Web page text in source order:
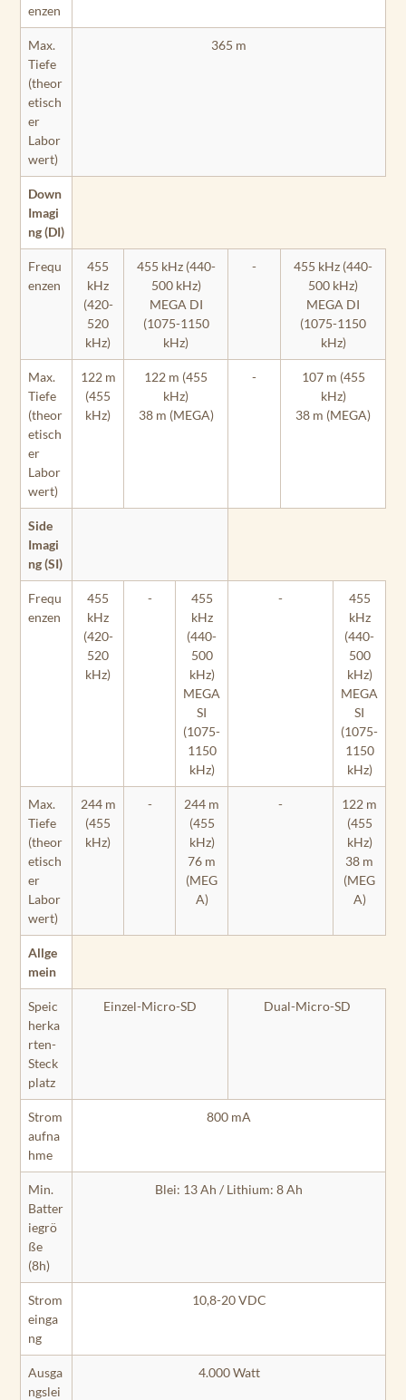
enzen
Max.
Tiefe
(theor
etisch
er
Labor
wert)
365 m
Down
Imagi
ng (DI)
Frequ
enzen
455
kHz
(420-
520
kHz)
455 kHz (440-
500 kHz)
MEGA DI
(1075-1150
kHz)
-
455 kHz (440-
500 kHz)
MEGA DI
(1075-1150
kHz)
Max.
Tiefe
(theor
etisch
er
Labor
wert)
122 m
(455
kHz)
122 m (455
kHz)
38 m (MEGA)
-
107 m (455
kHz)
38 m (MEGA)
Side
Imagi
ng (SI)
Frequ
enzen
455
kHz
(420-
520
kHz)
-
455
kHz
(440-
500
kHz)
MEGA
SI
(1075-
1150
kHz)
-
455
kHz
(440-
500
kHz)
MEGA
SI
(1075-
1150
kHz)
Max.
Tiefe
(theor
etisch
er
Labor
wert)
244 m
(455
kHz)
-
244 m
(455
kHz)
76 m
(MEG
A)
-
122 m
(455
kHz)
38 m
(MEG
A)
Allge
mein
Speic
herka
rten-
Steck
platz
Einzel-Micro-SD Dual-Micro-SD
Strom
aufna
hme
800 mA
Min.
Batter
iegrö
ße
(8h)
Blei: 13 Ah / Lithium: 8 Ah
Strom
einga
ng
10,8-20 VDC
Ausga
ngslei
4.000 Watt